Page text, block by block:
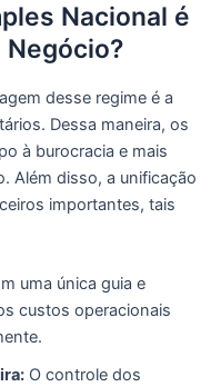
Nacional é
Negócio?
desse regime é a
Dessa maneira, os
à burocracia e mais
Além disso, a unificação
importantes, tais
uma única guia e
custos operacionais
O controle dos